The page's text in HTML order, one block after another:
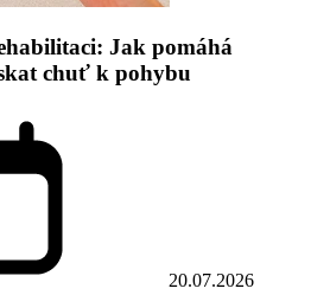
Jak pomáhá
chuť k pohybu
20.07.2026